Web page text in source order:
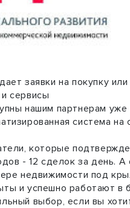
заявки на покупку
сервисы
нашим партнерам
система
которые
- 12 сделок за день.
недвижимости под
и успешно работают в
выбор, если вы